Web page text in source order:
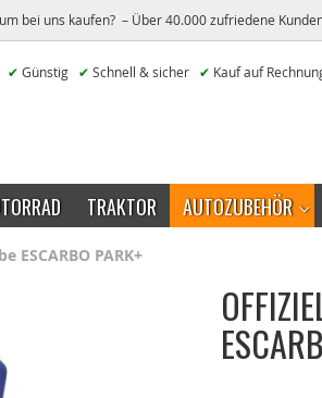
bei uns kaufen? – Über 40.000 zufriedene
✔ Günstig ✔ Schnell & sicher ✔ Kauf auf
TRAKTOR AUTOZUBEHÖR
ESCARBO PARK+